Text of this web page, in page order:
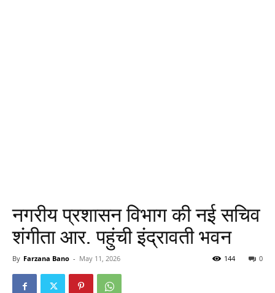
नगरीय प्रशासन विभाग की नई सचिव
शंगीता आर. पहुंची इंद्रावती भवन
By Farzana Bano - May 11, 2026 0
144